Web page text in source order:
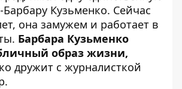
Кузьменко. Сейчас
она замужем и работает в
Барбара Кузьменко
образ жизни,
дружит с журналисткой